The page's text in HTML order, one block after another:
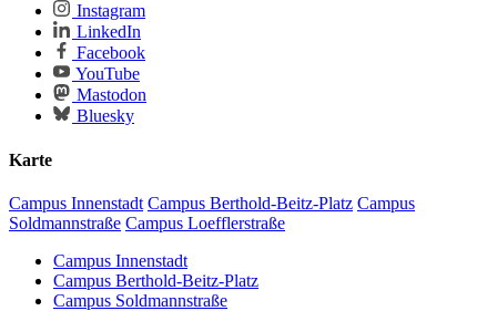
Instagram
LinkedIn
Facebook
YouTube
Mastodon
Bluesky
Karte
Campus Innenstadt Campus Berthold-Beitz-Platz Campus
Soldmannstraße Campus Loefflerstraße
Campus Innenstadt
Campus Berthold-Beitz-Platz
Campus Soldmannstraße